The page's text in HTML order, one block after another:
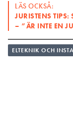
LÄS OCKSÅ:
JURISTENS TIPS:
– ”ÄR INTE EN
ELTEKNIK OCH